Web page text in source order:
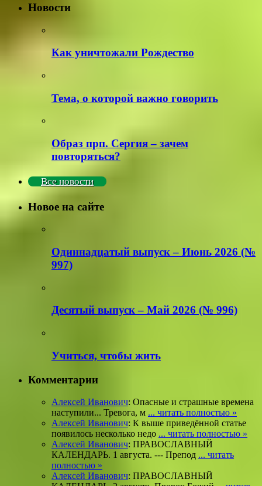
Новости
Как уничтожали Рождество
Тема, о которой важно говорить
Образ прп. Сергия – зачем
повторяться?
Все новости
Новое на сайте
Одиннадцатый выпуск – Июнь 2026 (№
997)
Деcятый выпуск – Май 2026 (№ 996)
Учиться, чтобы жить
Комментарии
Алексей Иванович: Опасные и страшные времена
наступили... Тревога, м ... читать полностью »
Алексей Иванович: К выше приведённой статье
появилось несколько недо ... читать полностью »
Алексей Иванович: ПРАВОСЛАВНЫЙ
КАЛЕНДАРЬ. 1 августа. --- Препод ... читать
полностью »
Алексей Иванович: ПРАВОСЛАВНЫЙ